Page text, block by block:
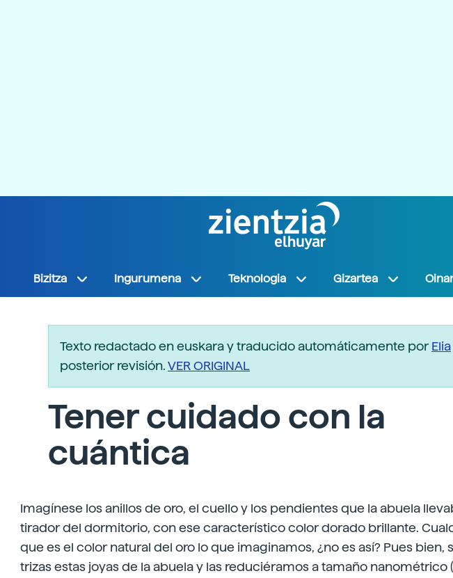
Bizitza Ingurumena Teknologia Gizartea
Texto redactado en euskara y traducido automáticamente porElia
posterior revisión.VER ORIGINAL
Tener cuidado con la
cuántica
Imagínese los anillos de oro, el cuello y los pendientes que la abuela
tirador del dormitorio, con ese característico color dorado brillante.
que es el color natural del oro lo que imaginamos, ¿no es así? Pues bien,
trizas estas joyas de la abuela y las reduciéramos a tamaño nanométrico